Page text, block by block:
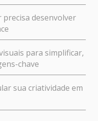
precisa desenvolver
para simplificar,
chave
sua criatividade em